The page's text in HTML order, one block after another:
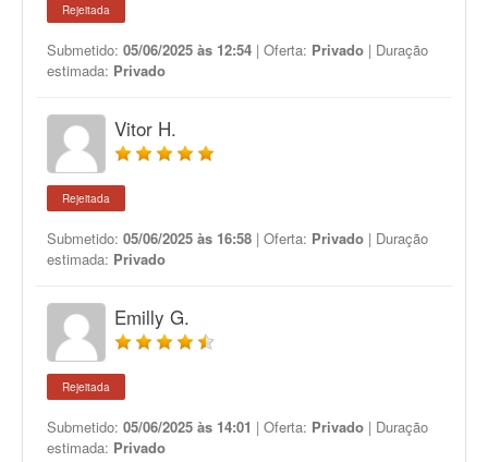
Rejeitada
Submetido: 05/06/2025 às 12:54 | Oferta: Privado | Duração
estimada: Privado
Vitor H.
Rejeitada
Submetido: 05/06/2025 às 16:58 | Oferta: Privado | Duração
estimada: Privado
Emilly G.
Rejeitada
Submetido: 05/06/2025 às 14:01 | Oferta: Privado | Duração
estimada: Privado